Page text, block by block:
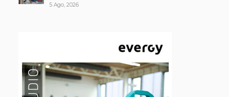
5 Ago, 2026